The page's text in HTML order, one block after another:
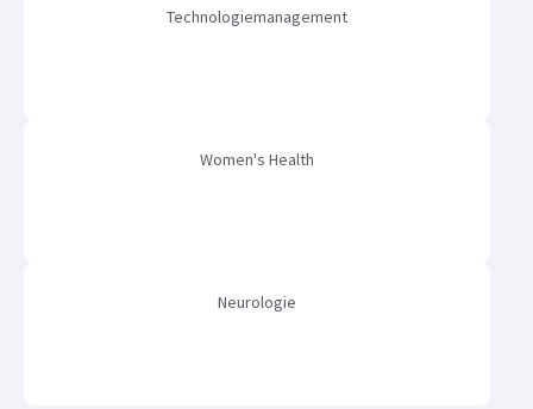
Technologiemanagement
Women's Health
Neurologie